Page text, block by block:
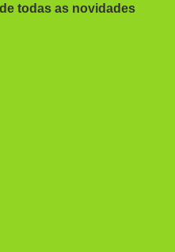
todas as novidades